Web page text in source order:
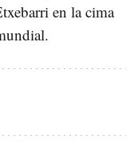
en la cima